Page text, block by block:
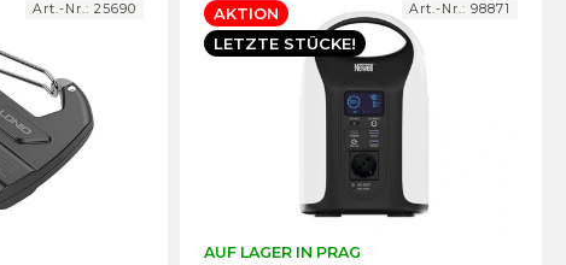
Art.-Nr.:25690
AKTION
LETZTE STÜCKE!
AUF LAGER IN PRAG
Art.-Nr.: 98871